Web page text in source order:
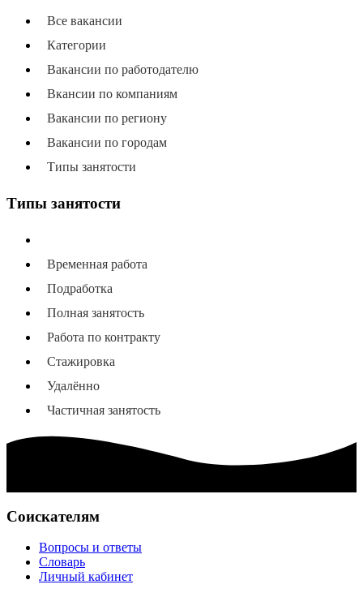
Все вакансии
Категории
Вакансии по работодателю
Вкансии по компаниям
Вакансии по региону
Вакансии по городам
Типы занятости
Типы занятости
Временная работа
Подработка
Полная занятость
Работа по контракту
Стажировка
Удалённо
Частичная занятость
Соискателям
Вопросы и ответы
Словарь
Личный кабинет